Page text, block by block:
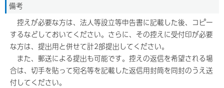
備考
控えが必要な方は、法人等設立等申告書に記載した後、コピー
するなどしておいてください。さらに、その控えに受付印が必要
な方は、提出用と併せて計2部提出してください。
また、郵送による提出も可能です。控えの返信を希望される場
合は、切手を貼って宛名等を記載した返信用封筒を同封のうえ送
付してください。